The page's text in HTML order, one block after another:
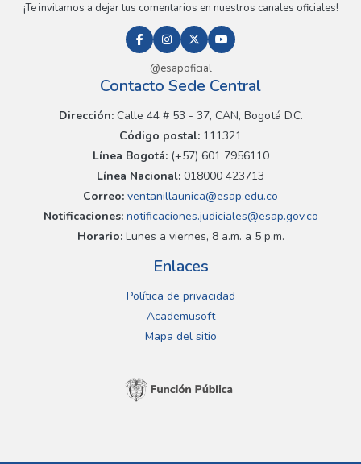
¡Te invitamos a dejar tus comentarios en nuestros canales oficiales!
@esapoficial
Contacto Sede Central
Dirección:Calle 44 # 53 - 37, CAN, Bogotá D.C.
Código postal: 111321
Línea Bogotá:(+57) 601 7956110
Línea Nacional: 018000 423713
Correo: ventanillaunica@esap.edu.co
Notificaciones:notificaciones.judiciales@esap.gov.co
Horario:Lunes a viernes, 8 a.m. a 5 p.m.
Enlaces
Política de privacidad
Academusoft
Mapa del sitio